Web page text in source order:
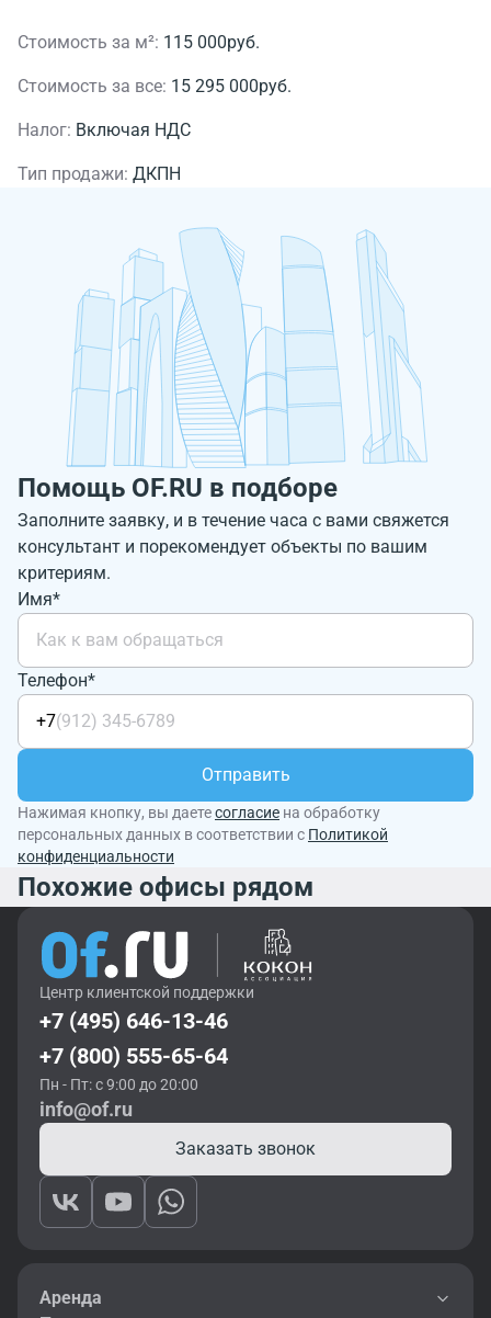
Стоимость за м²: 115 000руб.
Стоимость за все: 15 295 000руб.
Налог: Включая НДС
Тип продажи: ДКПН
Помощь OF.RU в подборе
Заполните заявку, и в течение часа с вами свяжется
консультант и порекомендует объекты по вашим
критериям.
Имя*
Телефон*
+7
Отправить
Нажимая кнопку, вы даетесогласие на обработку
персональных данных в соответствии с Политикой
конфиденциальности
Похожие офисы рядом
Центр клиентской поддержки
+7 (495) 646-13-46
+7 (800) 555-65-64
Пн - Пт: с 9:00 до 20:00
info@of.ru
Заказать звонок
Аренда